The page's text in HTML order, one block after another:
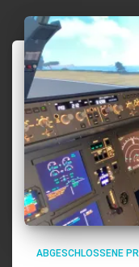
ABGESCHLOSSENE